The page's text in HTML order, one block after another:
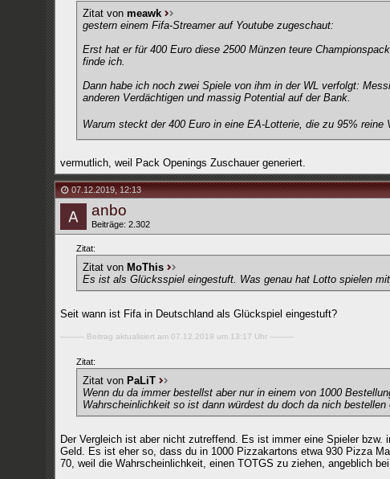
Zitat von meawk
gestern einem Fifa-Streamer auf Youtube zugeschaut:
Erst hat er für 400 Euro diese 2500 Münzen teure
finde ich.
Dann habe ich noch zwei Spiele von ihm in der WL verfolgt:
anderen Verdächtigen und massig Potential auf der Bank.
Warum steckt der 400 Euro in eine EA-Lotterie, die zu 95%
vermutlich, weil Pack Openings Zuschauer generiert.
07.12.2019,12:13
anbo
Beiträge: 2.302
Zitat:
Zitat von MoThis
Es ist als Glücksspiel eingestuft. Was genau hat Lotto spielen
Seit wann ist Fifa in Deutschland als Glückspiel eingestuft?
---------- Beitrag aktualisiert am 07.12.2019 um 13:17 Uhr ----------
Zitat:
Zitat von PaLiT
Wenn du da immer bestellst aber nur in einem von 1000
Wahrscheinlichkeit so ist dann würdest du doch da nich bestellen
Der Vergleich ist aber nicht zutreffend. Es ist immer eine Spieler
Geld. Es ist eher so, dass du in 1000 Pizzakartons etwa 930 Pizza
70, weil die Wahrscheinlichkeit, einen TOTGS zu ziehen, angeblich